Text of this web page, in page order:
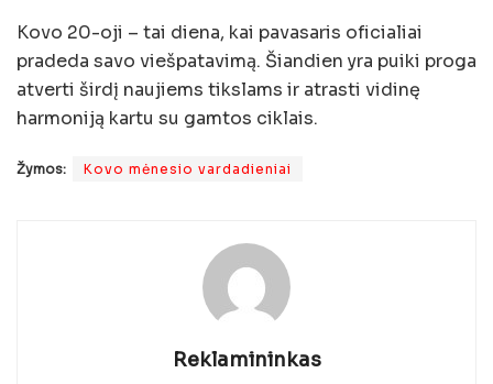
Kovo 20-oji – tai diena, kai pavasaris oficialiai
pradeda savo viešpatavimą. Šiandien yra puiki proga
atverti širdį naujiems tikslams ir atrasti vidinę
harmoniją kartu su gamtos ciklais.
Žymos: Kovo mėnesio vardadieniai
Reklamininkas